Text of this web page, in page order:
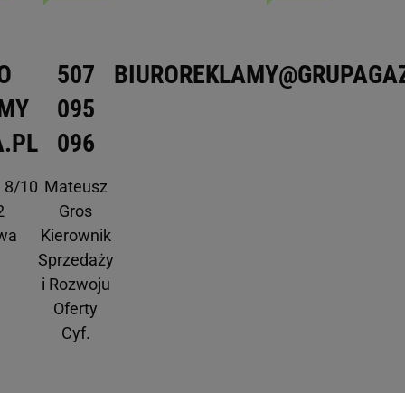
8/10
507
095
096
Mateusz
Gros
Kierownik
Sprzedaży
i Rozwoju
Oferty
Cyf.